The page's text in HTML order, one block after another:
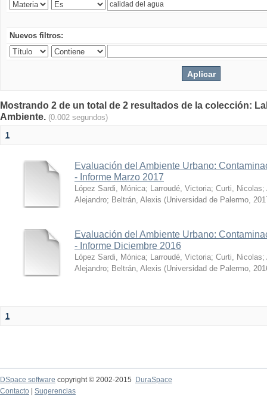
Nuevos filtros:
Mostrando 2 de un total de 2 resultados de la colección:
Ambiente. (0.002 segundos)
1
Evaluación del Ambiente Urbano:
- Informe Marzo 2017
López Sardi, Mónica; Larroudé, Victoria; Curti, Nicolas;
Alejandro; Beltrán, Alexis (Universidad de Palermo,
Evaluación del Ambiente Urbano:
- Informe Diciembre 2016
López Sardi, Mónica; Larroudé, Victoria; Curti, Nicolas;
Alejandro; Beltrán, Alexis (Universidad de Palermo,
1
DSpace software copyright © 2002-2015
DuraSpace
Contacto
Sugerencias